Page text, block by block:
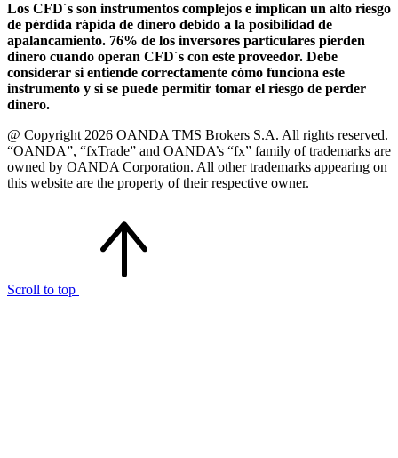
Los CFD´s son instrumentos complejos e implican un alto riesgo
de pérdida rápida de dinero debido a la posibilidad de
apalancamiento. 76% de los inversores particulares pierden
dinero cuando operan CFD´s con este proveedor. Debe
considerar si entiende correctamente cómo funciona este
instrumento y si se puede permitir tomar el riesgo de perder
dinero.
@ Copyright 2026 OANDA TMS Brokers S.A. All rights reserved.
“OANDA”, “fxTrade” and OANDA’s “fx” family of trademarks are
owned by OANDA Corporation. All other trademarks appearing on
this website are the property of their respective owner.
Scroll to top